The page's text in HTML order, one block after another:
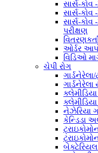
સાર્સ-
સાર્સ-
સાર્સ-
પરીક્ષણ
ઓર્ડર
વિડિઓ
ચેપી રોગ
ગાર્ડનેરેલા
નેઝેરિયા
કેન્ડિડા
બેક્ટેરિયલ